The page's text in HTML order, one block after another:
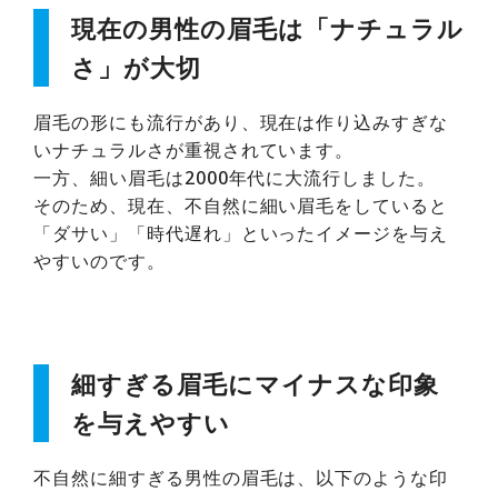
現在の男性の眉毛は「ナチュラル
さ」が大切
眉毛の形にも流行があり、現在は作り込みすぎな
いナチュラルさが重視されています。
一方、細い眉毛は2000年代に大流行しました。
そのため、現在、不自然に細い眉毛をしていると
「ダサい」「時代遅れ」といったイメージを与え
やすいのです。
細すぎる眉毛にマイナスな印象
を与えやすい
不自然に細すぎる男性の眉毛は、以下のような印